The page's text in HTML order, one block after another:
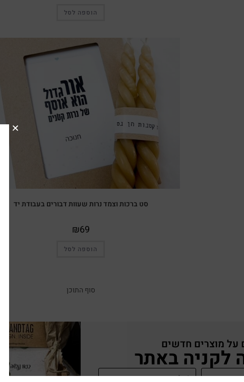
הוספה לסל
סט ברכות וצמד נרות שעוות דבורים בעבודת יד
₪69
הוספה לסל
סוף התוכן
על מוצרים חדשים